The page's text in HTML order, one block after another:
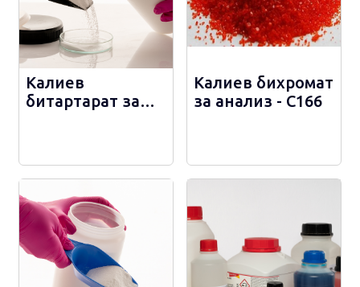
Калиев
битартарат за
Калиев бихромат
за анализ - С166